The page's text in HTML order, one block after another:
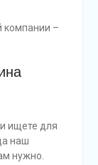
–
ищете для
наш
нужно.